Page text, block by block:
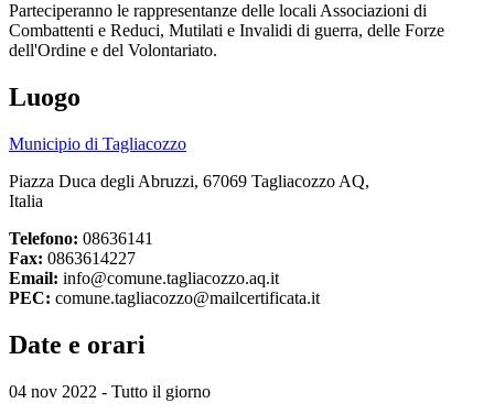
Parteciperanno le rappresentanze delle locali Associazioni di
Combattenti e Reduci, Mutilati e Invalidi di guerra, delle Forze
dell'Ordine e del Volontariato.
Luogo
Municipio di Tagliacozzo
Piazza Duca degli Abruzzi, 67069 Tagliacozzo AQ,
Italia
Telefono: 08636141
Fax: 0863614227
Email: info@comune.tagliacozzo.aq.it
PEC: comune.tagliacozzo@mailcertificata.it
Date e orari
04 nov 2022 - Tutto il giorno